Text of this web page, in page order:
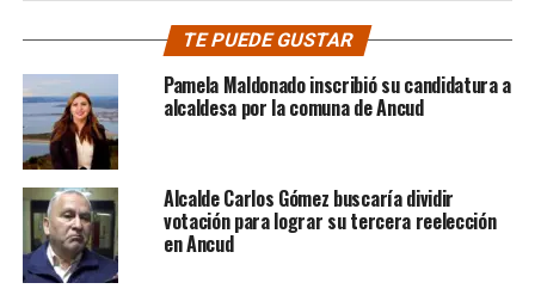
TE PUEDE GUSTAR
Pamela Maldonado inscribió su candidatura a
alcaldesa por la comuna de Ancud
Alcalde Carlos Gómez buscaría dividir
votación para lograr su tercera reelección
en Ancud